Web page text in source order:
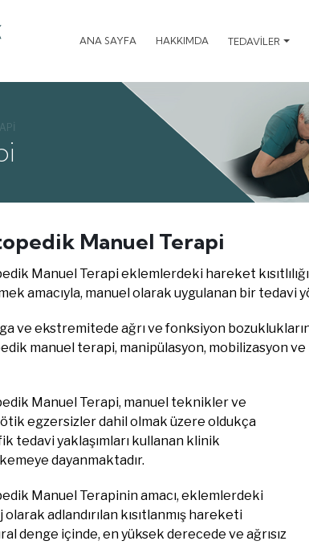
ANA SAYFA HAKKIMDA TEDAVİLER
Manuel Terapi
Manuel Terapi eklemlerdeki hareket
amacıyla, manuel olarak uygulanan bir tedavi
ve ekstremitede ağrı ve fonksiyon
manuel terapi, manipülasyon, mobilizasyon
Manuel Terapi, manuel teknikler ve
egzersizler dahil olmak üzere oldukça
tedavi yaklaşımları kullanan klinik
dayanmaktadır.
Manuel Terapinin amacı, eklemlerdeki
olarak adlandırılan kısıtlanmış hareketi
denge içinde, en yüksek derecede ve ağrısız